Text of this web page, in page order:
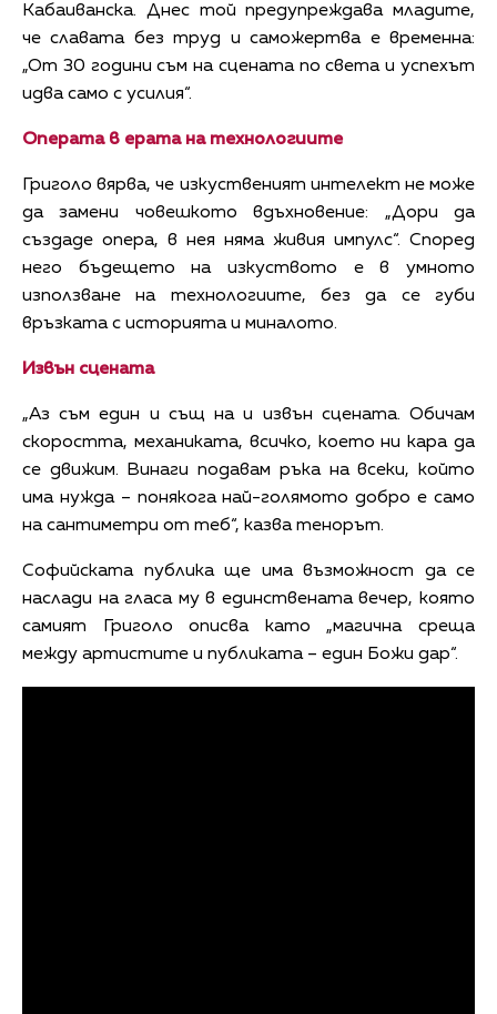
Кабаиванска. Днес той предупреждава младите,
че славата без труд и саможертва е временна:
„От 30 години съм на сцената по света и успехът
идва само с усилия“.
Операта в ерата на технологиите
Григоло вярва, че изкуственият интелект не може
да замени човешкото вдъхновение: „Дори да
създаде опера, в нея няма живия импулс“. Според
него бъдещето на изкуството е в умното
използване на технологиите, без да се губи
връзката с историята и миналото.
Извън сцената
„Аз съм един и същ на и извън сцената. Обичам
скоростта, механиката, всичко, което ни кара да
се движим. Винаги подавам ръка на всеки, който
има нужда – понякога най-голямото добро е само
на сантиметри от теб“, казва тенорът.
Софийската публика ще има възможност да се
наслади на гласа му в единствената вечер, която
самият Григоло описва като „магична среща
между артистите и публиката – един Божи дар“.